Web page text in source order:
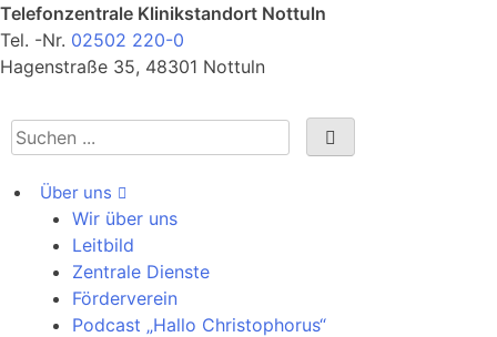
Telefonzentrale Klinikstandort Nottuln
Tel. -Nr. 02502 220-0
Hagenstraße 35, 48301 Nottuln
Über uns
Wir über uns
Leitbild
Zentrale Dienste
Förderverein
Podcast „Hallo Christophorus“